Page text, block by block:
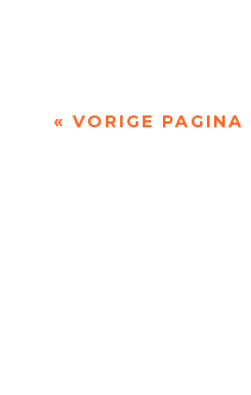
« VORIGE PAGINA